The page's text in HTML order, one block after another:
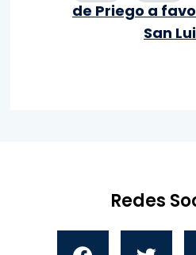
de Priego a
San
Redes